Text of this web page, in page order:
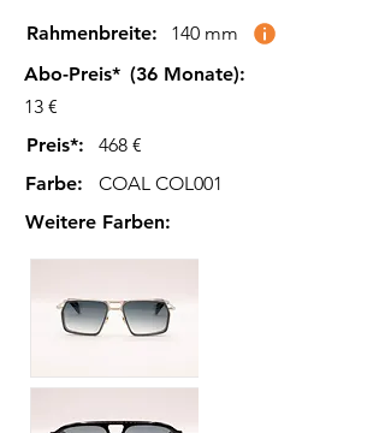
Rahmenbreite:
140 mm
Abo-Preis* (36 Monate):
13 €
Preis*:
468 €
Farbe:
COAL COL001
Weitere Farben: